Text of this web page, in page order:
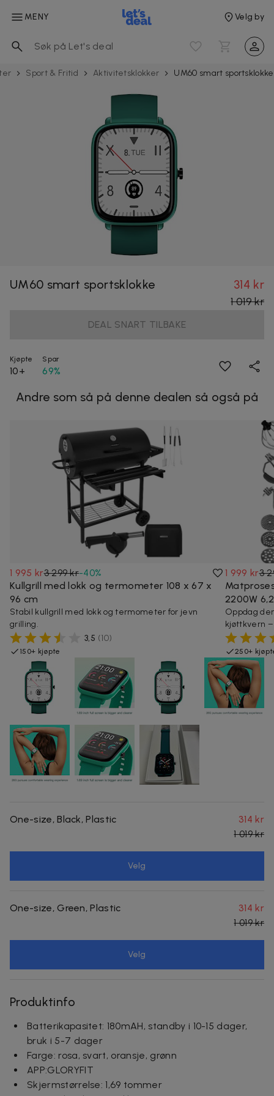
MENY Velg by
Sport & Fritid Aktivitets­klokker UM60 smart sportsklokke
UM60 smart sportsklokke 314 kr
1 019 kr
DEAL SNART TILBAKE
Kjøpte
10+
Spar
69%
Andre som så på denne dealen så også på
1 995 kr3 299 kr-40%
Kullgrill med lokk og termometer 108 x 67 x
96 cm
Stabil kullgrill med lokk og termometer for jevn
grilling.
3,5 (10)
150+ kjøpte
1 999 kr3
2200W
Oppdag
kjøttkvern
250+
One-size, Black, Plastic
314 kr
1 019 kr
Velg
One-size, Green, Plastic
314 kr
1 019 kr
Velg
Produktinfo
Batterikapasitet: 180mAH, standby i 10-15 dager,
bruk i 5-7 dager
Farge: rosa, svart, oransje, grønn
APP:GLORYFIT
Skjermstørrelse: 1,69 tommer